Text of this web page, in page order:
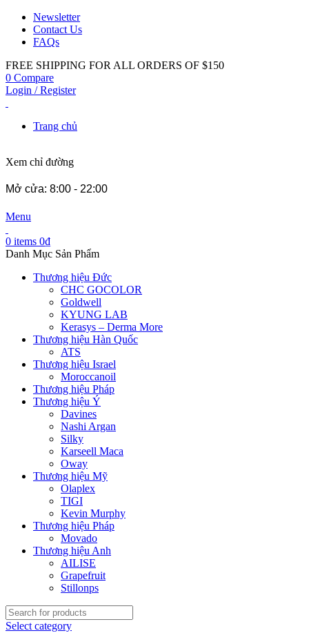
Newsletter
Contact Us
FAQs
FREE SHIPPING FOR ALL ORDERS OF $150
0 Compare
Login / Register
Trang chủ
Xem chỉ đường
Mở cửa: 8:00 - 22:00
Menu
0 items 0₫
Danh Mục Sản Phẩm
Thương hiệu Đức
CHC GOCOLOR
Goldwell
KYUNG LAB
Kerasys – Derma More
Thương hiệu Hàn Quốc
ATS
Thương hiệu Israel
Moroccanoil
Thương hiệu Pháp
Thương hiệu Ý
Davines
Nashi Argan
Silky
Karseell Maca
Oway
Thương hiệu Mỹ
Olaplex
TIGI
Kevin Murphy
Thương hiệu Pháp
Movado
Thương hiệu Anh
AILISE
Grapefruit
Stillonps
Select category